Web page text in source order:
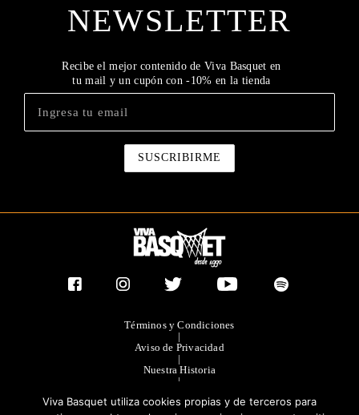
NEWSLETTER
Recibe el mejor contenido de Viva Basquet en
tu mail y un cupón con -10% en la tienda
Términos y Condiciones
|
Aviso de Privacidad
|
Nuestra Historia
|
|
Viva Basquet utiliza cookies propias y de terceros para